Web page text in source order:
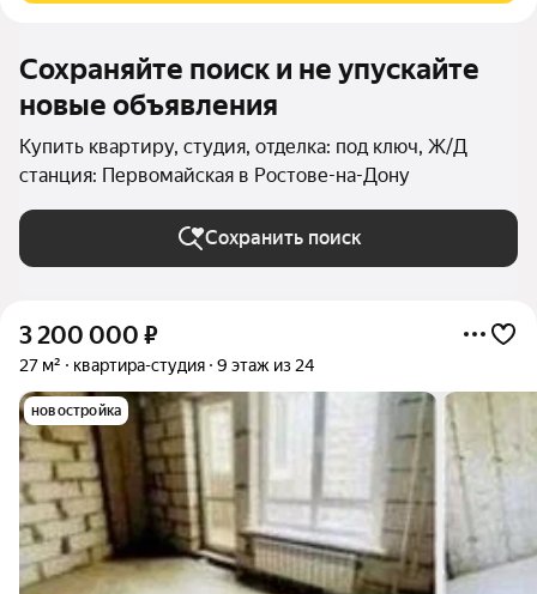
Сохраняйте поиск и не упускайте
новые объявления
Купить квартиру, студия, отделка: под ключ, Ж/Д
станция: Первомайская в Ростове-на-Дону
Сохранить поиск
3 200 000 ₽
27 м² квартира-студия 9 этаж из 24
новостройка